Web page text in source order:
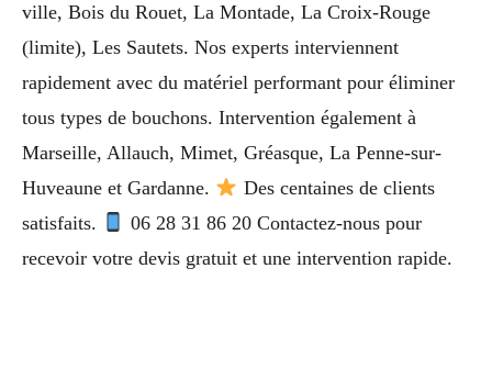
ville, Bois du Rouet, La Montade, La Croix-Rouge
(limite), Les Sautets. Nos experts interviennent
rapidement avec du matériel performant pour éliminer
tous types de bouchons. Intervention également à
Marseille, Allauch, Mimet, Gréasque, La Penne-sur-
Huveaune et Gardanne.
Des centaines de clients
satisfaits.
06 28 31 86 20 Contactez-nous pour
recevoir votre devis gratuit et une intervention rapide.